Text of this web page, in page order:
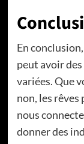
En
peut avoir
variées. Que
non, les
nous
donner des